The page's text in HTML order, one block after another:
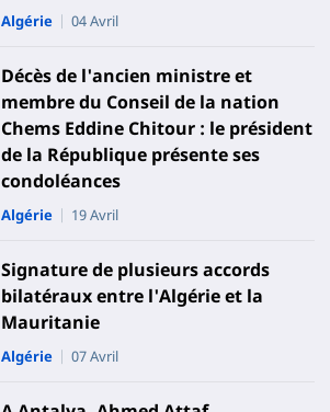
Algérie 04 Avril
Décès de l'ancien ministre et
membre du Conseil de la nation
Chems Eddine Chitour : le président
de la République présente ses
condoléances
Algérie 19 Avril
Signature de plusieurs accords
bilatéraux entre l'Algérie et la
Mauritanie
Algérie 07 Avril